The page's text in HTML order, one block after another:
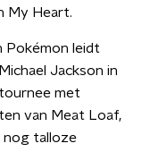
My Heart.
Pokémon leidt
Jackson in
met
van Meat Loaf,
nog talloze